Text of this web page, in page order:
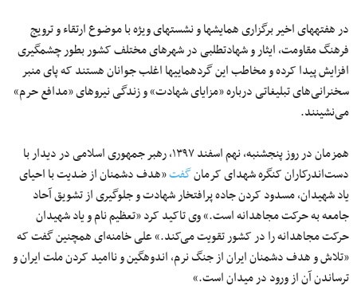
در هفته‎های اخیر برگزاری همایش‎ها و نشست‎های ویژه با موضوع ارتقاء و ترویج
افزایش پیدا کرده و مخاطب این گردهمایی‎ها اغلب جوانان هستند که پای منبر
سخنرانی‌های تبلیغاتی درباره «مزایای شهادت» و زندگی نیروهای «مدافع حرم»
می‌نشینند.
همزمان در روز پنجشنبه، نهم اسفند ۱۳۹۷، رهبر جمهوری اسلامی در دیدار با
دست‌اندرکاران کنگره شهدای کرمانگفت«هدف دشمنان از ضدیت با احیای
یاد شهیدان، مسدود کردن جاده پرافتخار شهادت و جلوگیری از تشویق آحاد
جامعه به حرکت مجاهدانه است.» وی تاکید کرد «تعظیم نام و یاد شهیدان
حرکت مجاهدانه را در کشور تقویت می‌کند.» علی خامنه‎‌ای همچنین گفت که
«تلاش و هدف دشمنان ایران از جنگ نرم، اندوهگین و ناامید کردن ملت ایران و
ترساندن آن از ورود در میدان است.»